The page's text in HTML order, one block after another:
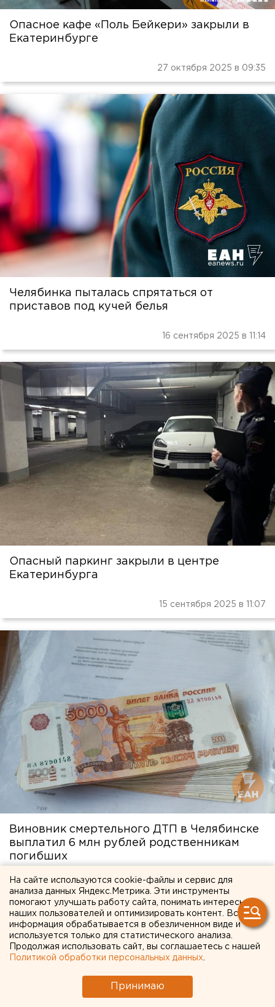
Опасное кафе «Поль Бейкери» закрыли в
Екатеринбурге
27 октября 2025 в 09:35
Челябинка пыталась спрятаться от
приставов под кучей белья
16 сентября 2025 в 11:14
Опасный паркинг закрыли в центре
Екатеринбурга
15 сентября 2025 в 11:07
Виновник смертельного ДТП в Челябинске
выплатил 6 млн рублей родственникам
погибших
На сайте используются cookie-файлы и сервис для
анализа данных Яндекс.Метрика. Эти инструменты
помогают улучшать работу сайта, понимать интересы
наших пользователей и оптимизировать контент. Вся
информация обрабатывается в обезличенном виде и
используется только для статистического анализа.
Продолжая использовать сайт, вы соглашаетесь с нашей
Политикой обработки персональных данных
Принимаю